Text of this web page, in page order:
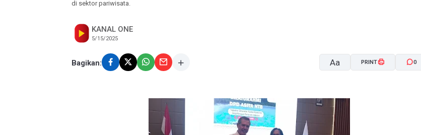
di sektor pariwisata.
KANAL ONE
5/15/2025
Bagikan: Aa PRINT 0